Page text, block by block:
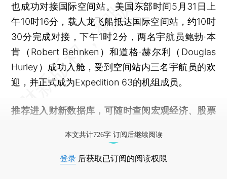
也成功对接国际空间站。美国东部时间5月31日上
午10时16分，载人龙飞船抵达国际空间站，约10时
30分完成对接，下午1时2分，两名宇航员鲍勃·本
肯（Robert Behnken）和道格·赫尔利（Douglas
Hurley）成功入舱，受到空间站内三名宇航员的欢
迎，并正式成为Expedition 63的机组成员。
推荐进入 财新数据库 ，可随时查阅宏观经济、股票
本文共计726字 订阅后继续阅读
登录 后获取已订阅的阅读权限